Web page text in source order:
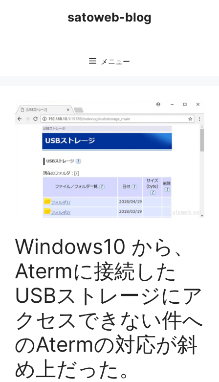
satoweb-blog
メニュー
Windows10 から、
Atermに接続した
USBストレージにア
クセスできない件へ
のAtermの対応が斜
め上だった。